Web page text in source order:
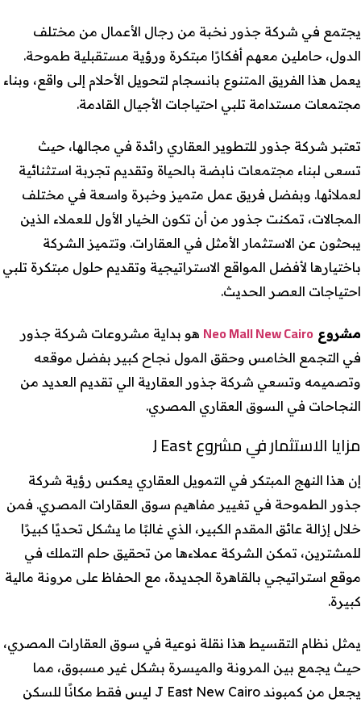
يجتمع في شركة جذور نخبة من رجال الأعمال من مختلف
الدول، حاملين معهم أفكارًا مبتكرة ورؤية مستقبلية طموحة.
يعمل هذا الفريق المتنوع بانسجام لتحويل الأحلام إلى واقع، وبناء
مجتمعات مستدامة تلبي احتياجات الأجيال القادمة.
تعتبر شركة جذور للتطوير العقاري رائدة في مجالها، حيث
تسعى لبناء مجتمعات نابضة بالحياة وتقديم تجربة استثنائية
لعملائها. وبفضل فريق عمل متميز وخبرة واسعة في مختلف
المجالات، تمكنت جذور من أن تكون الخيار الأول للعملاء الذين
يبحثون عن الاستثمار الأمثل في العقارات. وتتميز الشركة
باختيارها لأفضل المواقع الاستراتيجية وتقديم حلول مبتكرة تلبي
احتياجات العصر الحديث.
مشروع Neo Mall New Cairo هو بداية مشروعات شركة جذور
في التجمع الخامس وحقق المول نجاح كبير بفضل موقعه
وتصميمه وتسعي شركة جذور العقارية الي تقديم العديد من
النجاحات في السوق العقاري المصري.
مزايا الاستثمار في مشروع J East
إن هذا النهج المبتكر في التمويل العقاري يعكس رؤية شركة
جذور الطموحة في تغيير مفاهيم سوق العقارات المصري. فمن
خلال إزالة عائق المقدم الكبير، الذي غالبًا ما يشكل تحديًا كبيرًا
للمشترين، تمكن الشركة عملاءها من تحقيق حلم التملك في
موقع استراتيجي بالقاهرة الجديدة، مع الحفاظ على مرونة مالية
كبيرة.
يمثل نظام التقسيط هذا نقلة نوعية في سوق العقارات المصري،
حيث يجمع بين المرونة والميسرة بشكل غير مسبوق، مما
يجعل من كمبوند J East New Cairo ليس فقط مكانًا للسكن